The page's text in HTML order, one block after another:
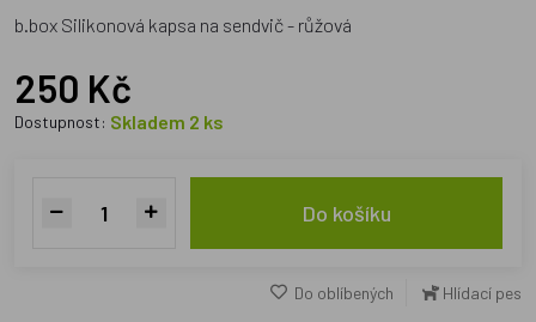
b.box Silikonová kapsa na sendvič - růžová
250 Kč
Dostupnost: Skladem 2 ks
Do košíku
Do oblíbených Hlídací pes